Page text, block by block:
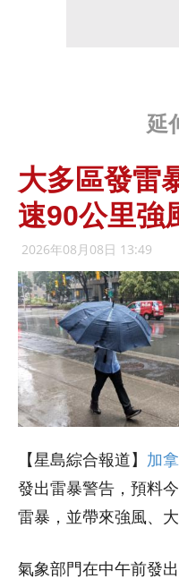
延
大多區發
速90公里強
2026年08月08日 13:49
【星島綜合報道】 加
發出雷暴警告，預料
雷暴，並帶來強風、
氣象部門在中午前發